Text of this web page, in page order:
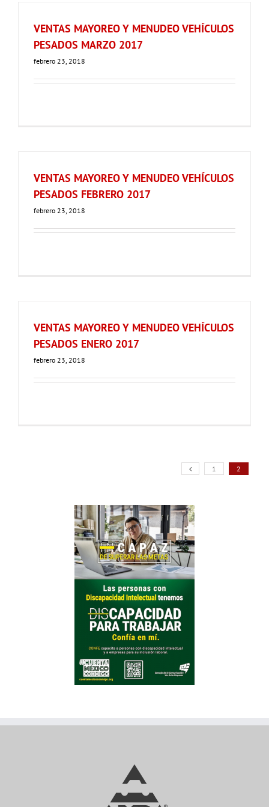
VENTAS MAYOREO Y MENUDEO VEHÍCULOS
PESADOS MARZO 2017
febrero 23, 2018
VENTAS MAYOREO Y MENUDEO VEHÍCULOS
PESADOS FEBRERO 2017
febrero 23, 2018
VENTAS MAYOREO Y MENUDEO VEHÍCULOS
PESADOS ENERO 2017
febrero 23, 2018
1 2